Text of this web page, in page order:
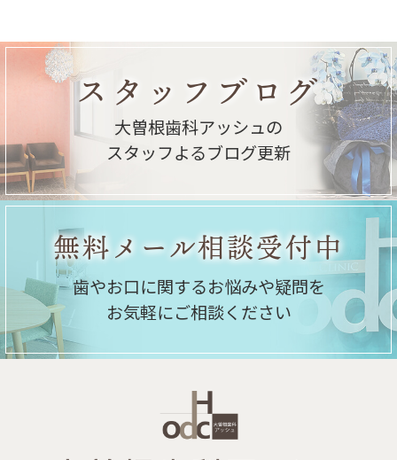
スタッフブログ
大曽根歯科アッシュの
スタッフよるブログ更新
無料メール相談受付中
歯やお口に関するお悩みや疑問を
お気軽にご相談ください